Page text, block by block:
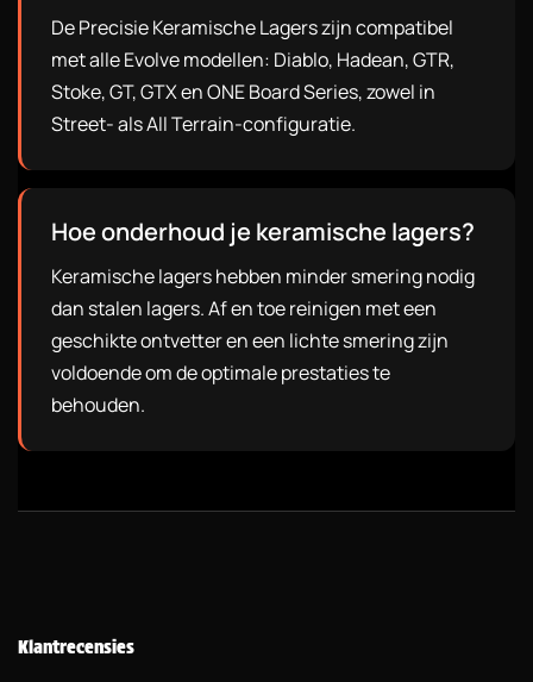
De Precisie Keramische Lagers zijn compatibel
met alle Evolve modellen: Diablo, Hadean, GTR,
Stoke, GT, GTX en ONE Board Series, zowel in
Street- als All Terrain-configuratie.
Hoe onderhoud je keramische lagers?
Keramische lagers hebben minder smering nodig
dan stalen lagers. Af en toe reinigen met een
geschikte ontvetter en een lichte smering zijn
voldoende om de optimale prestaties te
behouden.
Klantrecensies